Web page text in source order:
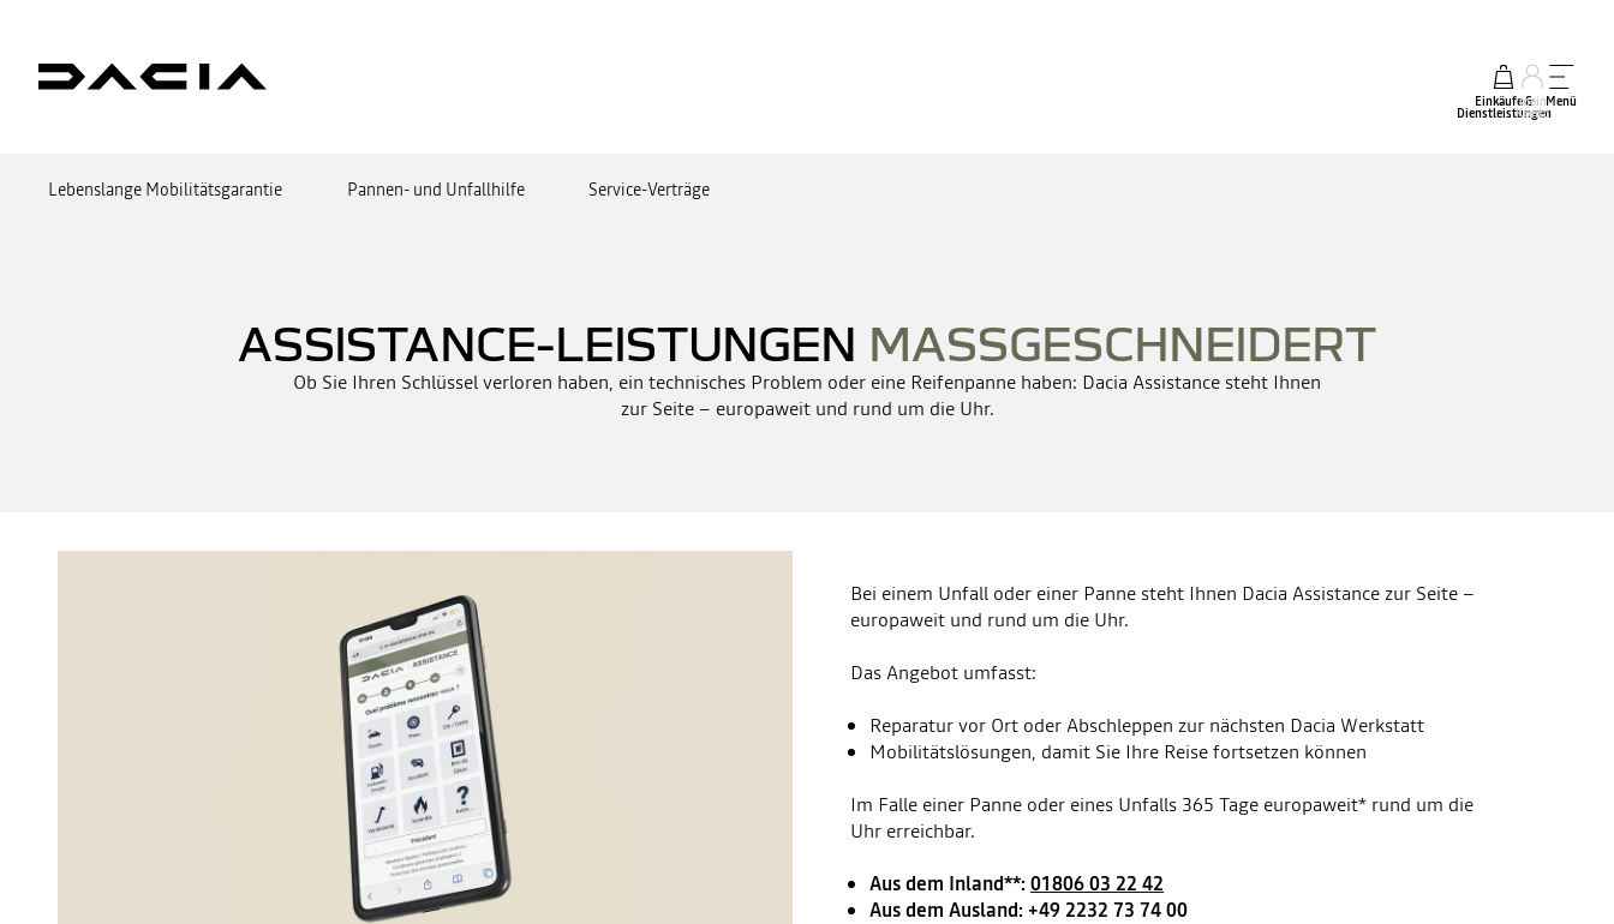
Einkäufe &
Dienstleistungen
mein
Konto
Menü
Lebenslange Mobilitätsgarantie Pannen- und Unfallhilfe Service-Verträge
ASSISTANCE-LEISTUNGEN MASSGESCHNEIDERT
Ob Sie Ihren Schlüssel verloren haben, ein technisches Problem oder eine Reifenpanne haben: Dacia Assistance steht Ihnen
zur Seite – europaweit und rund um die Uhr.
Bei einem Unfall oder einer Panne steht Ihnen Dacia Assistance zur Seite –
europaweit und rund um die Uhr.
Das Angebot umfasst:
Reparatur vor Ort oder Abschleppen zur nächsten Dacia Werkstatt
Mobilitätslösungen, damit Sie Ihre Reise fortsetzen können
Im Falle einer Panne oder eines Unfalls 365 Tage europaweit* rund um die
Uhr erreichbar.
Aus dem Inland**:01806 03 22 42
Aus dem Ausland: +49 2232 73 74 00